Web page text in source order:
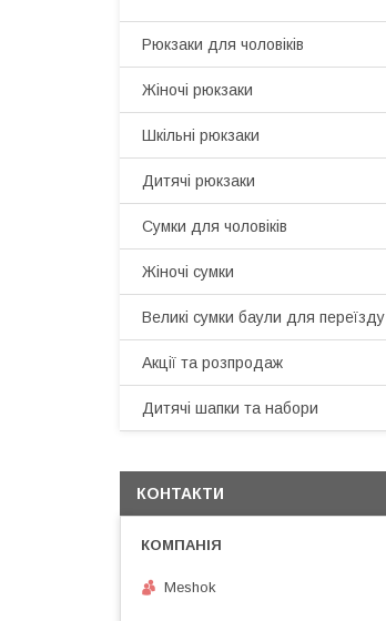
Рюкзаки для чоловіків
Жіночі рюкзаки
Шкільні рюкзаки
Дитячі рюкзаки
Сумки для чоловіків
Жіночі сумки
Великі сумки баули для переїзду
Акції та розпродаж
Дитячі шапки та набори
КОНТАКТИ
Meshok